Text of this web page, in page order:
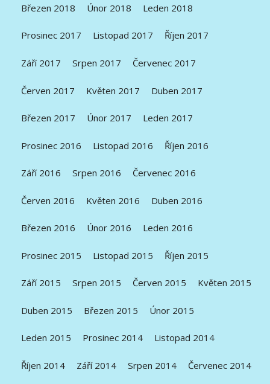
Březen 2018 Únor 2018 Leden 2018
Prosinec 2017 Listopad 2017 Říjen 2017
Září 2017 Srpen 2017 Červenec 2017
Červen 2017 Květen 2017 Duben 2017
Březen 2017 Únor 2017 Leden 2017
Prosinec 2016 Listopad 2016 Říjen 2016
Září 2016 Srpen 2016 Červenec 2016
Červen 2016 Květen 2016 Duben 2016
Březen 2016 Únor 2016 Leden 2016
Prosinec 2015 Listopad 2015 Říjen 2015
Září 2015 Srpen 2015 Červen 2015 Květen 2015
Duben 2015 Březen 2015 Únor 2015
Leden 2015 Prosinec 2014 Listopad 2014
Říjen 2014 Září 2014 Srpen 2014 Červenec 2014